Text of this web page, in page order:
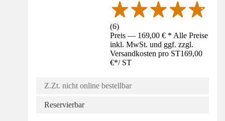
(6)
Preis — 169,00 € * Alle Preise
inkl. MwSt. und ggf. zzgl.
Versandkosten pro ST169,00
€*/ ST
Z.Zt. nicht online bestellbar
Reservierbar